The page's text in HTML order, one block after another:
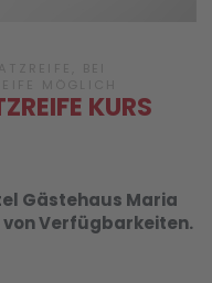
KURS
Gästehaus Maria
Verfügbarkeiten.